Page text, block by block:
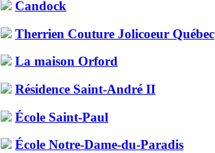
Candock
Therrien Couture Jolicoeur Québec
La maison Orford
Résidence Saint-André II
École Saint-Paul
École Notre-Dame-du-Paradis